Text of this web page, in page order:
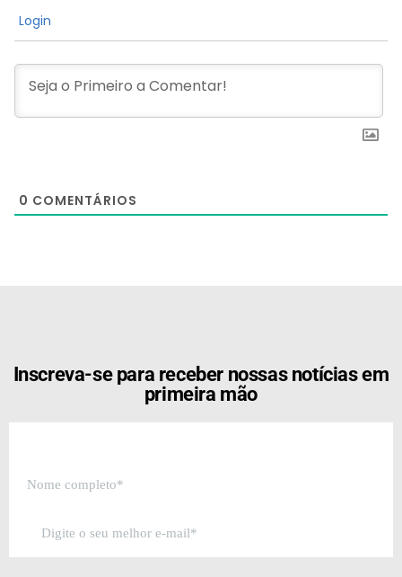
Login
0 COMENTÁRIOS
Inscreva-se para receber nossas notícias em
primeira mão